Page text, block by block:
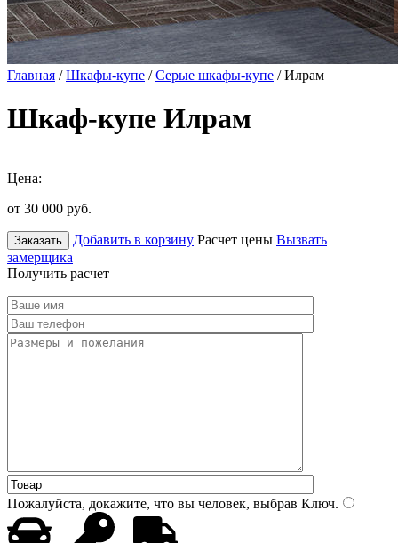
Главная /Шкафы-купе /Серые шкафы-купе / Илрам
Шкаф-купе Илрам
Цена:
от 30 000 руб.
Заказать Добавить в корзину Расчет цены Вызвать
замерщика
Получить расчет
Пожалуйста, докажите, что вы человек, выбрав Ключ.